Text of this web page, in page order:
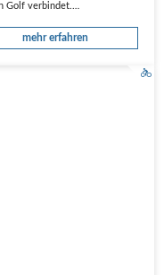
Golf verbindet.
mehr erfahren